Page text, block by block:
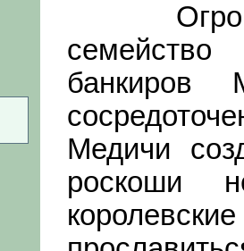
Медичи
роскоши